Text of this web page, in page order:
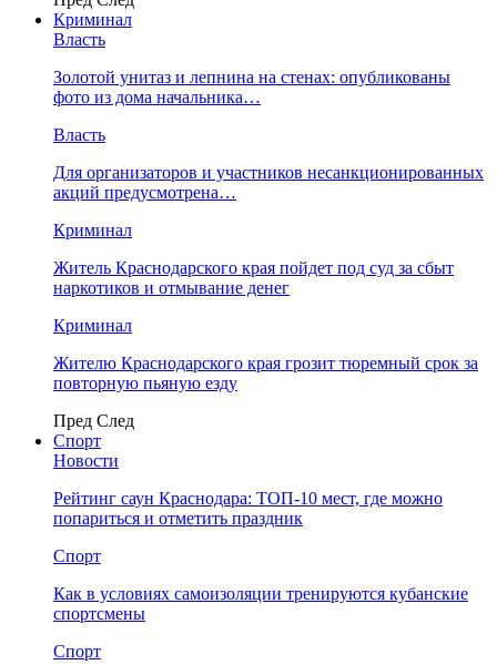
Криминал
Власть
​Золотой унитаз и лепнина на стенах: опубликованы
фото из дома начальника…
Власть
Для организаторов и участников несанкционированных
акций предусмотрена…
Криминал
Житель Краснодарского края пойдет под суд за сбыт
наркотиков и отмывание денег
Криминал
Жителю Краснодарского края грозит тюремный срок за
повторную пьяную езду
Пред След
Спорт
Новости
Рейтинг саун Краснодара: ТОП-10 мест, где можно
попариться и отметить праздник
Спорт
Как в условиях самоизоляции тренируются кубанские
спортсмены
Спорт